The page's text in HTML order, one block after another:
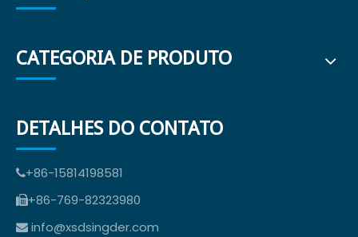
CATEGORIA DE PRODUTO
DETALHES DO CONTATO
+86-15814198581
+86-769-82323980
 info@xsdsingder.com